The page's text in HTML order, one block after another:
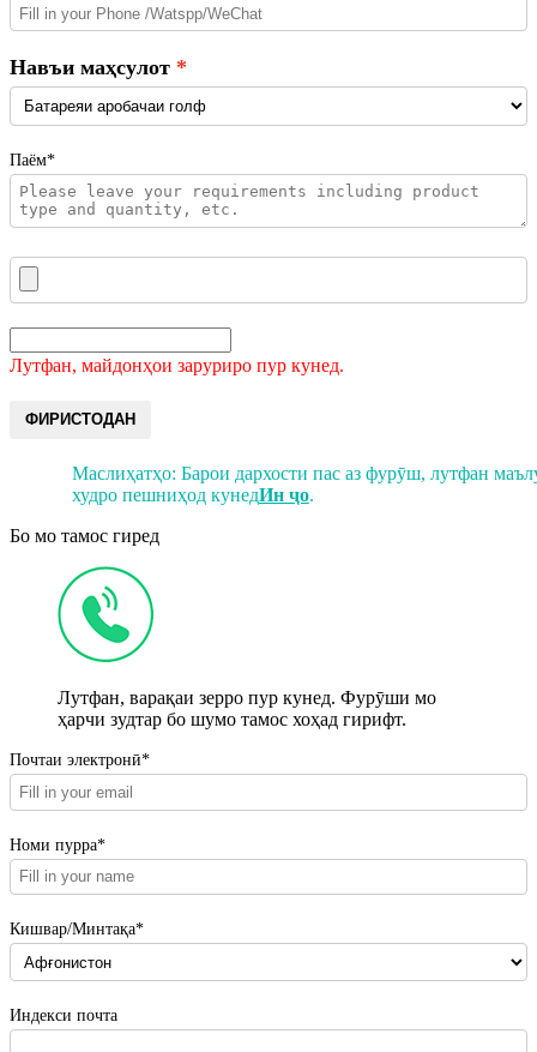
Навъи маҳсулот
Паём*
Лутфан, майдонҳои заруриро пур кунед.
ФИРИСТОДАН
Маслиҳатҳо: Барои дархости пас аз фурӯш, лутфан
худро пешниҳод кунедИн ҷо.
Бо мо тамос гиред
Лутфан, варақаи зерро пур кунед. Фурӯши мо
ҳарчи зудтар бо шумо тамос хоҳад гирифт.
Почтаи электронӣ*
Номи пурра*
Кишвар/Минтақа*
Индекси почта